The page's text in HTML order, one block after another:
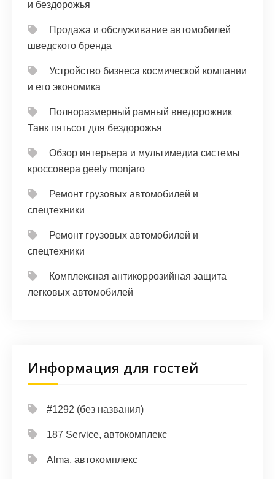
и бездорожья
Продажа и обслуживание автомобилей
шведского бренда
Устройство бизнеса космической компании
и его экономика
Полноразмерный рамный внедорожник
Танк пятьсот для бездорожья
Обзор интерьера и мультимедиа системы
кроссовера geely monjaro
Ремонт грузовых автомобилей и
спецтехники
Ремонт грузовых автомобилей и
спецтехники
Комплексная антикоррозийная защита
легковых автомобилей
Информация для гостей
#1292 (без названия)
187 Service, автокомплекс
Alma, автокомплекс